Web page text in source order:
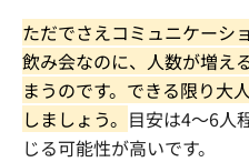
ただでさえコミュニケーシ
飲み会なのに、人数が増え
まうのです。できる限り大
しましょう。 目安は4～6人
じる可能性が高いです。